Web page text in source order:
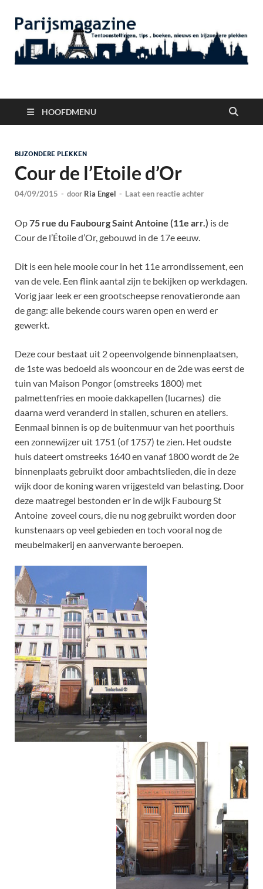
Parijsmagazine
HOOFDMENU
BIJZONDERE PLEKKEN
Cour de l’Etoile d’Or
04/09/2015 - door Ria Engel - Laat een reactie achter
Op75 rue du Faubourg Saint Antoine (11e arr.) is de
Cour de l’Étoile d’Or, gebouwd in de 17e eeuw.
Dit is een hele mooie cour in het 11e arrondissement, een
van de vele. Een flink aantal zijn te bekijken op werkdagen.
Vorig jaar leek er een grootscheepse renovatieronde aan
de gang: alle bekende cours waren open en werd er
gewerkt.
Deze cour bestaat uit 2 opeenvolgende binnenplaatsen,
de 1ste was bedoeld als wooncour en de 2de was eerst de
tuin van Maison Pongor (omstreeks 1800) met
palmettenfries en mooie dakkapellen (lucarnes) die
daarna werd veranderd in stallen, schuren en ateliers.
Eenmaal binnen is op de buitenmuur van het poorthuis
een zonnewijzer uit 1751 (of 1757) te zien. Het oudste
huis dateert omstreeks 1640 en vanaf 1800 wordt de 2e
binnenplaats gebruikt door ambachtslieden, die in deze
wijk door de koning waren vrijgesteld van belasting. Door
deze maatregel bestonden er in de wijk Faubourg St
Antoine zoveel cours, die nu nog gebruikt worden door
kunstenaars op veel gebieden en toch vooral nog de
meubelmakerij en aanverwante beroepen.